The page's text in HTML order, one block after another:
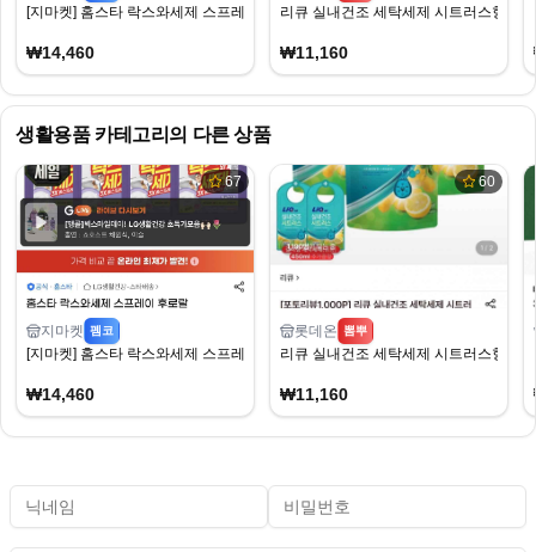
[지마켓] 홈스타 락스와세제 스프레이 후로랄 900ml x 4개 (14,460원) (무료)
₩14,460
리큐 실내건조 세탁세제 시트러스향 2L
₩11,160
생활용품카테고리의 다른 상품
67
지마켓 펨코
[지마켓] 홈스타 락스와세제 스프레이 후로랄 900ml x 4개 (14,460원) (무료)
₩14,460
60
롯데온 뽐뿌
리큐 실내건조 세탁세제 시트러스향 2L
₩11,160